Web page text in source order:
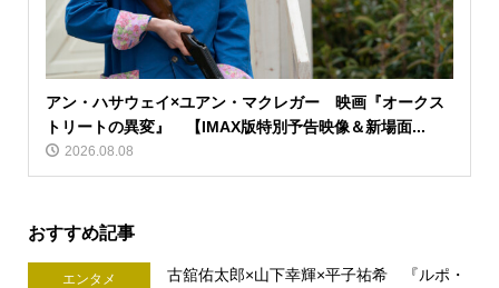
アン・ハサウェイ×ユアン・マクレガー 映画『オークス
トリートの異変』 【IMAX版特別予告映像＆新場面...
2026.08.08
おすすめ記事
エンタメ
古舘佑太郎×山下幸輝×平子祐希 『ルポ・